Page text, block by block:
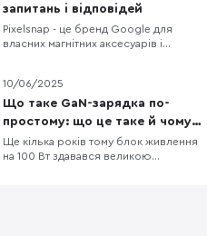
системи захисту працюють інакше:
пристрій відсікає струм на 100%,
стежить за температурою й
запитань і відповідей
Pixelsnap - це бренд Google для
власних магнітних аксесуарів і
вирівнюванням. Ідея схожа на MagSafe
в iPhone, але базується на публічному
стандарті: Qi2 гарантує сумісність між
різними виробниками. Для флагманів
Google це означає “клац”-фі
10/06/2025
Що таке GaN-зарядка по-
простому: що це таке й чому
вони кращі?
Ще кілька років тому блок живлення
на 100 Вт здавався великою